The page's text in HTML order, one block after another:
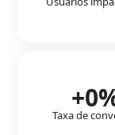
+0
Taxa de